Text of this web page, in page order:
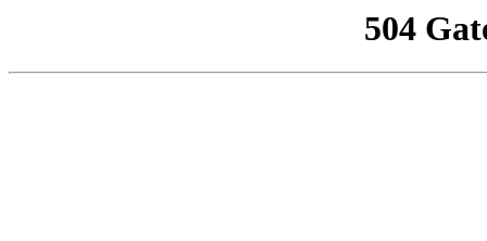
504